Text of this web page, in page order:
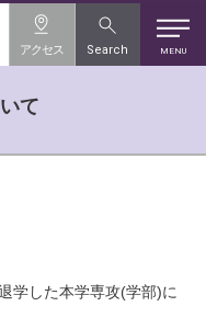
MENU
アクセス Search
て
学した本学専攻(学部)に